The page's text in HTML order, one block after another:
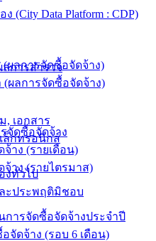
(City Data Platform : CDP)
ลการสำรวจ
เอกสาร
ล็กทรอนิกส์
งทั่วไป
ะประพฤติมิชอบ
(ผลการจัดซื้อจัดจ้าง)
ผลการจัดซื้อจัดจ้าง)
จัดซื้อจัดจ้าง
าง (รายเดือน)
าง (รายไตรมาส)
การจัดซื้อจัดจ้างประจำปี
จัดจ้าง (รอบ 6 เดือน)